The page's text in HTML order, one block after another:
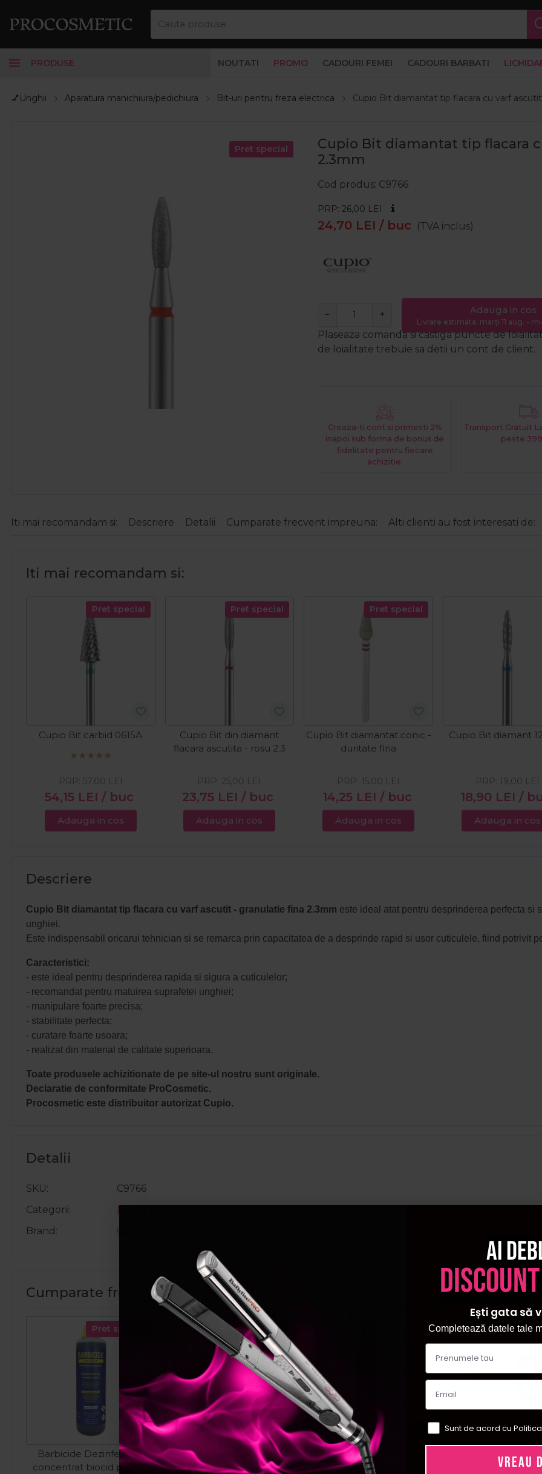
PRODUSE NOUTATI PROMO CADOURI FEMEI CADOURI BARBATI
💅Unghii Aparatura manichiura/pedichiura Bit-uri pentru freza electrica Cupio Bit diamantat tip flacara cu varf
Pret special
Cupio Bit diamantat tip flacara
2.3mm
Cod produs C9766
PRP: 26,00 LEI
24,70 LEI / buc (TVA inclus)
− + Adauga in cos
Livrare estimata: marți 11 aug. -
Plaseaza comanda si castiga puncte de
de loialitate trebuie sa detii un cont de client.
Creaza-ti cont si primesti 2%
inapoi sub forma de bonus de
fidelitate pentru fiecare
achizitie.
Transport Gratuit
peste
Iti mai recomandam si: Descriere Detalii Cumparate frecvent impreuna: Alti clienti au fost interesati de:
Iti mai recomandam si:
Pret special
Cupio Bit carbid 0615A
54,15 LEI / buc
PRP: 57,00 LEI
Adauga in cos
Pret special
Cupio Bit din diamant
flacara ascutita - rosu 2.3
23,75 LEI / buc
PRP: 25,00 LEI
Adauga in cos
Pret special
Cupio Bit diamantat conic -
duritate fina
14,25 LEI / buc
PRP: 15,00 LEI
Adauga in cos
Cupio Bit diamant
18,90 LEI /
PRP: 19,00 LEI
Adauga in cos
Descriere
Cupio Bit diamantat tip flacara cu varf ascutit - granulatie fina 2.3mm este ideal atat pentru desprinderea perfecta si
unghiei.
Este indispensabil oricarui tehnician si se remarca prin capacitatea de a desprinde rapid si usor cuticulele, fiind potrivit
Caracteristici:
- este ideal pentru desprinderea rapida si sigura a cuticulelor;
- recomandat pentru matuirea suprafetei unghiei;
- manipulare foarte precisa;
- stabilitate perfecta;
- curatare foarte usoara;
- realizat din material de calitate superioara.
Toate produsele achizitionate de pe site-ul nostru sunt originale.
Declaratie de conformitate ProCosmetic.
Procosmetic este distribuitor autorizat Cupio.
Detalii
SKU
C9766
Categorii
Bit-uri pentru freza electrica
Brand
Cupio
Cumparate frecvent impreuna:
Pret special
Barbicide Dezinfectant
concentrat biocid pentru
Pret special
Cupio Instrument din inox
pentru cuticule CP3
Cupio Pila de unghii
semiluna Long-Lasting
Pret
Kiepe
Forfecuta de
Ai
Ești gata să
Completează datele tale
Sunt de acord cu
VREAU